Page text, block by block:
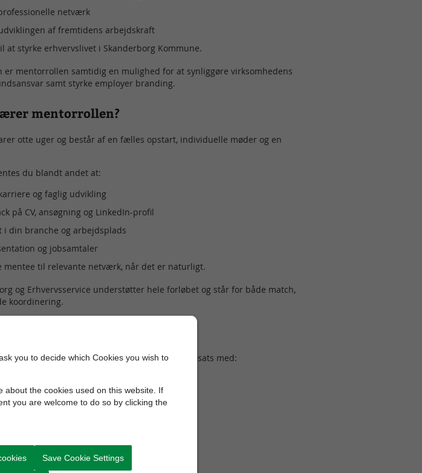
netværk
af fremtidens arbejdskraft
at styrke erhvervslivet i Skanderborg Kommune.
er mentorrollen samtidig en mulighed for at synliggøre virksomhedens
samt styrke employer branding.
mentorrollen?
otte uger og består af en fælles opstart, individuelle møder og en
du blandt andet at:
og faglig udvikling
på CV, ansøgning og LinkedIn-profil
i din branche og arbejdsplads
og jobsamtaler
mentee til relevante netværk, når det er naturligt.
og Erhvervsservice understøtter hele forløbet og står for både match,
koordinering.
bygger på en velafprøvet mentorindsats med:
forløbsramme
til begge parter
you to decide which Cookies you wish to
about the cookies used on this website. If
you are welcome to do so by clicking the
Save Cookie Settings